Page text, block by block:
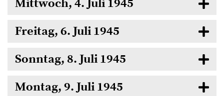
Mittwoch, 4. Juli 1945
Freitag, 6. Juli 1945
Sonntag, 8. Juli 1945
Montag, 9. Juli 1945